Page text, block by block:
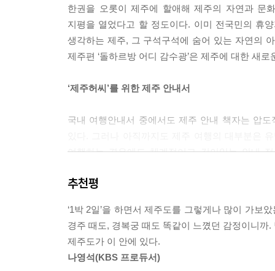
교래리 토종닭 / 가시리마을 / 조랑말박물관
가시리에서 돈내코까지 2―제주학의 선구자들
잊어서는 안 될 그분들을 기리며
감귤박물관 / 이중섭 미술관 / 이즈미 세이이찌 / 돈
지명 찾아보기
한권을 오롯이 제주에 할애해 제주의 자연과 문
지평을 열었다고 할 정도이다. 이미 전국민의 휴
생각하는 제주, 그 구석구석에 숨어 있는 자연의
제주편 ‘돌하르방 어디 감수광’은 제주에 대한 새
‘제주허씨’를 위한 제주 안내서
국내 여행안내서 중에서도 제주 안내 책자는 압
여행하는 경우에도 체계적이고 깊이있는 안내
독자들을 위한 기행서이기도 하다. 이 책은 우리
제주의 새로운 발견―제주도가 정녕 이런 곳이었
‘제주 답사기’는 크게 다섯 부분으로 구성된다.
추천평
‘1박 2일’을 하면서 제주도를 그렇게나 많이 가보
경주 때도, 경복궁 때도 똑같이 느꼈던 감정이니
제주도가 이 안에 있다.
나영석(KBS 프로듀서)